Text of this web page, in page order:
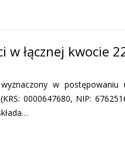
w łącznej kwocie
w postępowaniu
0000647680, NIP: